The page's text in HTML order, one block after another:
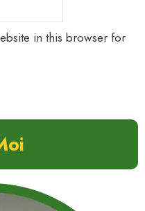
in this browser for